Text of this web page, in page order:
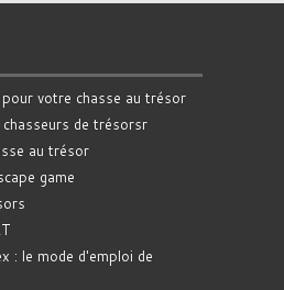
votre chasse au trésor
de trésorsr
au trésor
game
: le mode d'emploi de